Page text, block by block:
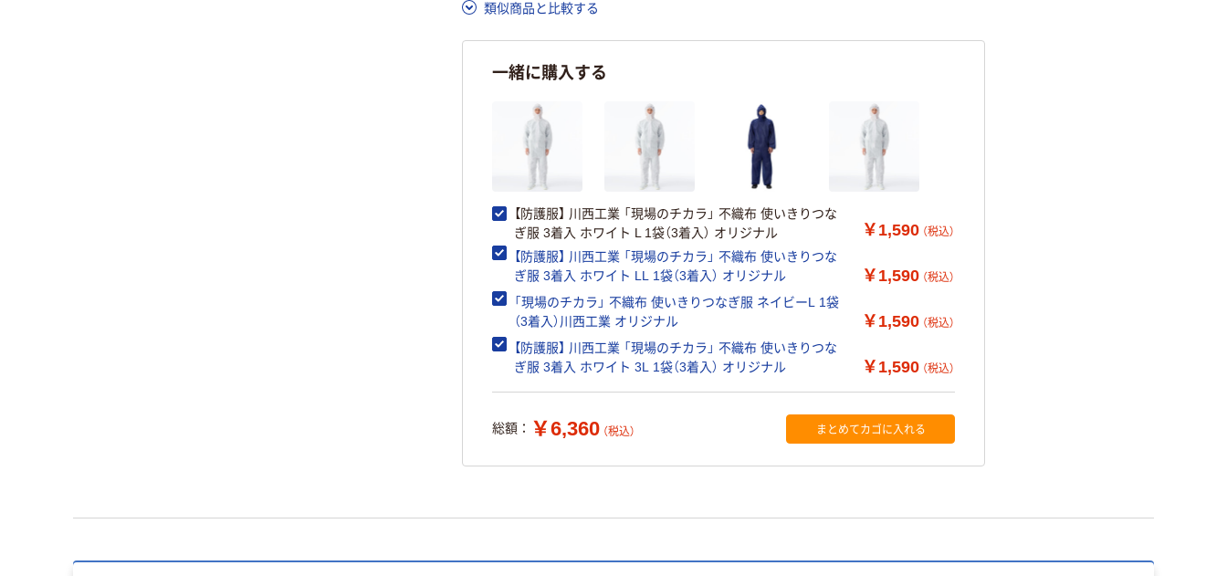
類似商品と比較する
一緒に購入する
【防護服】 川西工業 「現場のチカラ」 不織布 使いきりつな
ぎ服 3着入 ホワイト L 1袋（3着入） オリジナル
￥1,590 （税込）
【防護服】 川西工業 「現場のチカラ」 不織布 使いきりつな
ぎ服 3着入 ホワイト LL 1袋（3着入） オリジナル
￥1,590 （税込）
「現場のチカラ」 不織布 使いきりつなぎ服 ネイビーL 1袋
（3着入）川西工業 オリジナル
￥1,590 （税込）
【防護服】 川西工業 「現場のチカラ」 不織布 使いきりつな
ぎ服 3着入 ホワイト 3L 1袋（3着入） オリジナル
￥1,590 （税込）
総額： ￥6,360 （税込） まとめてカゴに入れる